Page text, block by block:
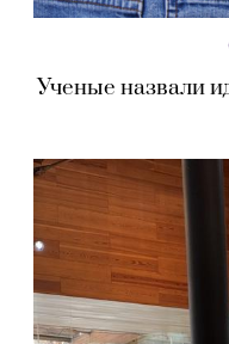
Ученые назвали